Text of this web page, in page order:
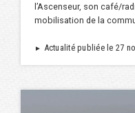
l’Ascenseur, son café/
mobilisation de la
► Actualité publiée le 27